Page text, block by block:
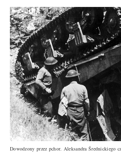
Dowodzony przez pchor. Aleksandra Średnickiego